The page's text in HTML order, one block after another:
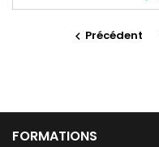
 Précédent
FORMATIONS